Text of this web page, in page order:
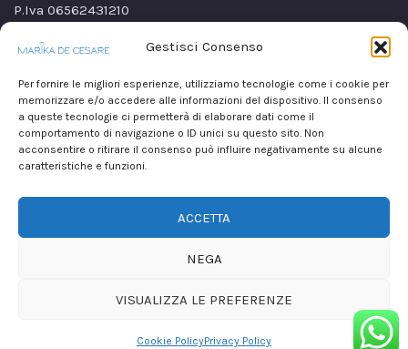
Gestisci Consenso
Per fornire le migliori esperienze, utilizziamo tecnologie come i cookie per
memorizzare e/o accedere alle informazioni del dispositivo. Il consenso
a queste tecnologie ci permetterà di elaborare dati come il
comportamento di navigazione o ID unici su questo sito. Non
acconsentire o ritirare il consenso può influire negativamente su alcune
caratteristiche e funzioni.
ACCETTA
NEGA
VISUALIZZA LE PREFERENZE
Cookie PolicyPrivacy Policy
P.Iva 06562431210
80021 Afragola(NA)
Mirium srl